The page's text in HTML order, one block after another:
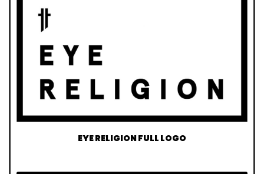
EYE RELIGION FULL LOGO